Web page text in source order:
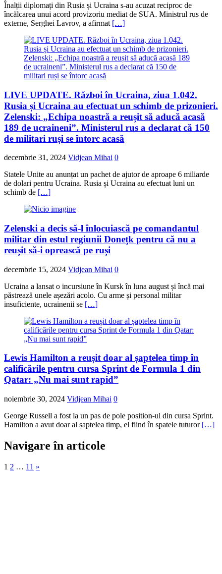
Înalții diplomați din Rusia și Ucraina s-au acuzat reciproc de
încălcarea unui acord provizoriu mediat de SUA. Ministrul rus de
externe, Serghei Lavrov, a afirmat […]
LIVE UPDATE. Război în Ucraina, ziua 1.042.
Rusia și Ucraina au efectuat un schimb de prizonieri.
Zelenski: „Echipa noastră a reușit să aducă acasă
189 de ucraineni”. Ministerul rus a declarat că 150
de militari ruși se întorc acasă
decembrie 31, 2024 Vidjean Mihai 0
Statele Unite au anunțat un pachet de ajutor de aproape 6 miliarde
de dolari pentru Ucraina. Rusia și Ucraina au efectuat luni un
schimb de […]
Zelenski a decis să-l înlocuiască pe comandantul
militar din estul regiunii Donețk pentru că nu a
reușit să-i oprească pe ruși
decembrie 15, 2024 Vidjean Mihai 0
Ucraina a lansat o incursiune în Kursk în luna august și încă mai
păstrează unele așezări acolo. Cu arme și personal militar
insuficiente, ucrainenii se […]
Lewis Hamilton a reușit doar al șaptelea timp în
calificările pentru cursa Sprint de Formula 1 din
Qatar: „Nu mai sunt rapid”
noiembrie 30, 2024 Vidjean Mihai 0
George Russell a fost la un pas de pole position-ul din cursa Sprint.
Hamilton a avut doar al șaptelea timp, el fiind în spatele tuturor […]
Navigare în articole
1 2 … 11 »